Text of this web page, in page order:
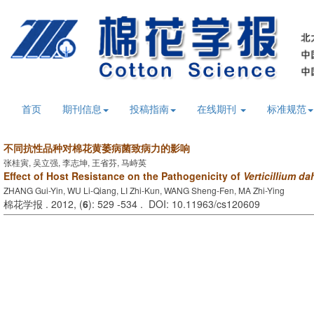
首页 期刊信息 投稿指南 在线期刊 标准规范
不同抗性品种对棉花黄萎病菌致病力的影响
张桂寅, 吴立强, 李志坤, 王省芬, 马峙英
Effect of Host Resistance on the Pathogenicity of Verticillium
ZHANG Gui-Yin, WU Li-Qiang, LI Zhi-Kun, WANG Sheng-Fen, MA Zhi-Ying
棉花学报 . 2012, (6): 529 -534 . DOI: 10.11963/cs120609